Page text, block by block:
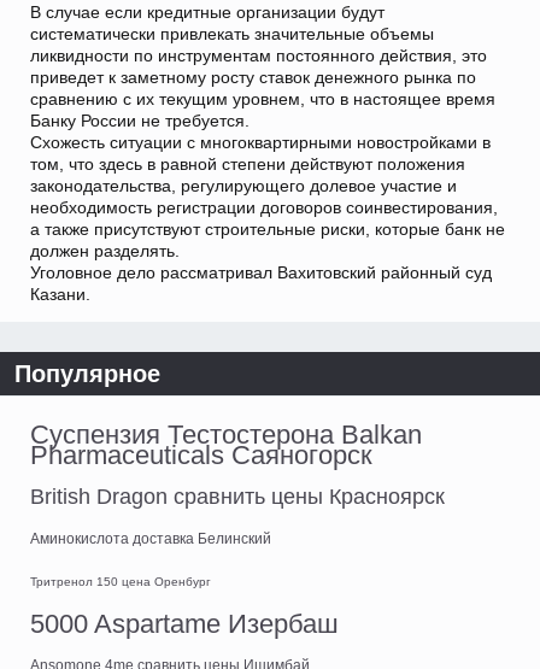
В случае если кредитные организации будут
систематически привлекать значительные объемы
ликвидности по инструментам постоянного действия, это
приведет к заметному росту ставок денежного рынка по
сравнению с их текущим уровнем, что в настоящее время
Банку России не требуется.
Схожесть ситуации с многоквартирными новостройками в
том, что здесь в равной степени действуют положения
законодательства, регулирующего долевое участие и
необходимость регистрации договоров соинвестирования,
а также присутствуют строительные риски, которые банк не
должен разделять.
Уголовное дело рассматривал Вахитовский районный суд
Казани.
Популярное
Суспензия Тестостерона Balkan
Pharmaceuticals Саяногорск
British Dragon сравнить цены Красноярск
Аминокислота доставка Белинский
Тритренол 150 цена Оренбург
5000 Aspartame Изербаш
Ansomone 4me сравнить цены Ишимбай